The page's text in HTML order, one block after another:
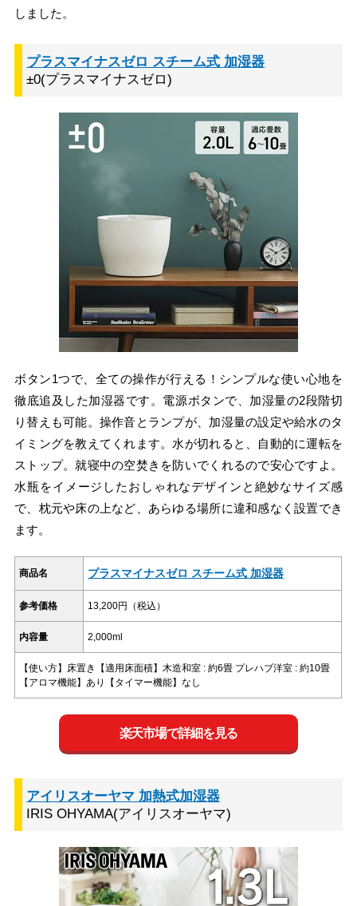
しました。
プラスマイナスゼロ スチーム式 加湿器
±0(プラスマイナスゼロ)
ボタン1つで、全ての操作が行える！シンプルな使い心地を
徹底追及した加湿器です。電源ボタンで、加湿量の2段階切
り替えも可能。操作音とランプが、加湿量の設定や給水のタ
イミングを教えてくれます。水が切れると、自動的に運転を
ストップ。就寝中の空焚きを防いでくれるので安心ですよ。
水瓶をイメージしたおしゃれなデザインと絶妙なサイズ感
で、枕元や床の上など、あらゆる場所に違和感なく設置でき
ます。
商品名 プラスマイナスゼロ スチーム式 加湿器
参考価格 13,200円（税込）
内容量 2,000ml
【使い方】床置き【適用床面積】木造和室 : 約6畳 プレハブ洋室 : 約10畳
【アロマ機能】あり【タイマー機能】なし
楽天市場で詳細を見る
アイリスオーヤマ 加熱式加湿器
IRIS OHYAMA(アイリスオーヤマ)